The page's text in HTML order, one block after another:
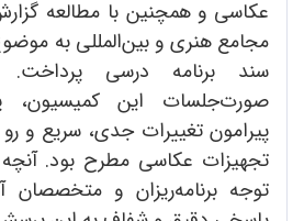
عکاسی و همچنین با مطالعه
مجامع هنری و بین‌المللی به
سند برنامه درسی
صورت‌جلسات این کمیسیون،
پیرامون تغییرات جدی، سریع و
تجهیزات عکاسی مطرح بود.
توجه برنامه‌ریزان و متخصصان